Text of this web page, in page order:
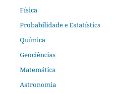
Física
Probabilidade e Estatística
Química
Geociências
Matemática
Astronomia